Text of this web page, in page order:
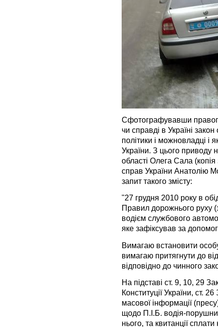
Сфотографувавши
чи справді в Україні
політики і можновладці і
України. З цього приводу
області Олега Сала (копія
справ України Анатолію
запит такого змісту:
"27 грудня 2010 року в
Правил дорожнього руху
водієм службового
яке зафіксував за
Вимагаю встановити
вимагаю притягнути до
відповідно до чинного
На підставі ст. 9, 10, 29
Конституції України, ст.
масової інформації
щодо П.І.Б. водія-
нього, та квитанції